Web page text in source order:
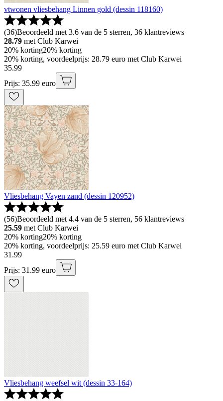
vtwonen vliesbehang Linnen gold (dessin 118160)
(36)Beoordeeld met 3.6 van de 5 sterren, 36 klantreviews
28.79 met Club Karwei
20% korting20% korting
20% korting, voordeelprijs: 28.79 euro met Club Karwei
35.99
Prijs: 35.99 euro
Vliesbehang Vayen zand (dessin 120952)
(56)Beoordeeld met 4.4 van de 5 sterren, 56 klantreviews
25.59 met Club Karwei
20% korting20% korting
20% korting, voordeelprijs: 25.59 euro met Club Karwei
31.99
Prijs: 31.99 euro
Vliesbehang weefsel wit (dessin 33-164)